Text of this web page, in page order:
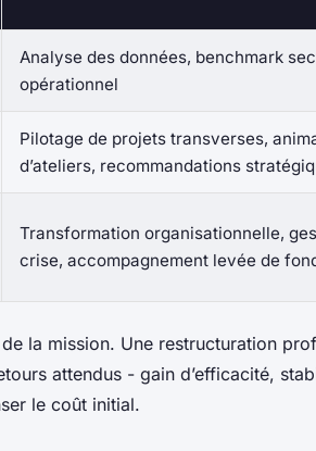
Analyse des données, benchmark
opérationnel
Pilotage de projets transverses,
d’ateliers, recommandations
Transformation organisationnelle,
crise, accompagnement levée de
la mission. Une restructuration
attendus - gain d’efficacité,
le coût initial.